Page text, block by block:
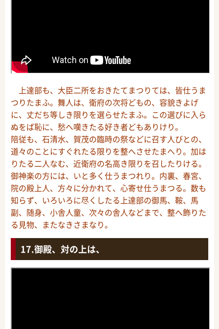
上達部も、大臣二所をおきたてまつりては、皆仕うま
つりたまふ。舞人は、衛府の次将どもの、容貌きよげ
に、丈だち等しき限りを選らせたまふ。この選びに入ら
ぬをば恥に、愁へ嘆きたる好き者どもありけり。
陪従も、石清水、賀茂の臨時の祭などに召す人びとの、
道々のことにすぐれたる限りを整へさせたまへり。加は
りたる二人なむ、近衛府の名高き限りを召したりける。
御神楽の方には、いと多く仕うまつれり。内裏、春宮、
院の殿上人、方々に分かれて、心寄せ仕うまつる。数も
知らず、いろいろに尽くしたる上達部の御馬、鞍、馬
副、随身、小舎人童、次々の舎人などまで、整へ飾りた
る見物、またなきさまなり。
御殿、対の上は、